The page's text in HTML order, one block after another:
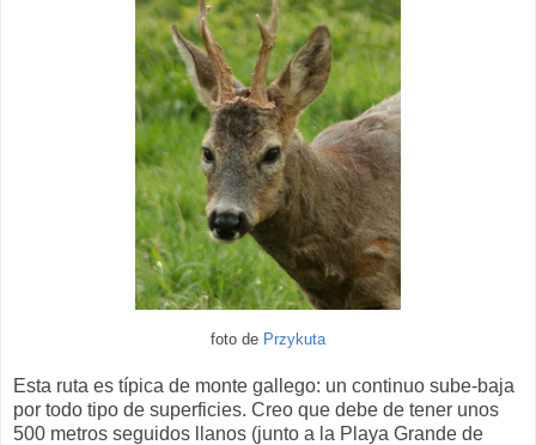
foto de Przykuta
Esta ruta es típica de monte gallego: un continuo sube-baja
por todo tipo de superficies. Creo que debe de tener unos
500 metros seguidos llanos (junto a la Playa Grande de